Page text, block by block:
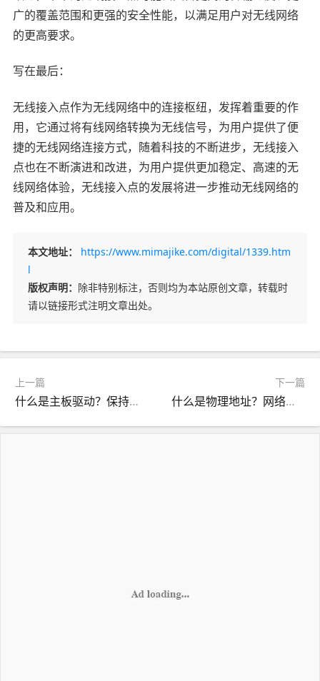
广的覆盖范围和更强的安全性能，以满足用户对无线网络
的更高要求。
写在最后：
无线接入点作为无线网络中的连接枢纽，发挥着重要的作
用，它通过将有线网络转换为无线信号，为用户提供了便
捷的无线网络连接方式，随着科技的不断进步，无线接入
点也在不断演进和改进，为用户提供更加稳定、高速的无
线网络体验，无线接入点的发展将进一步推动无线网络的
普及和应用。
本文地址：
https://www.mimajike.com/digital/1339.htm
l
版权声明： 除非特别标注，否则均为本站原创文章，转载时
请以链接形式注明文章出处。
上一篇
什么是主板驱动？保持电脑稳定运行的基础
下一篇
什么是物理地址？网络设备唯一标识的重要性